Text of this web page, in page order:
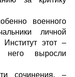
военного
личной
этот –
него выросли
сочинения. –